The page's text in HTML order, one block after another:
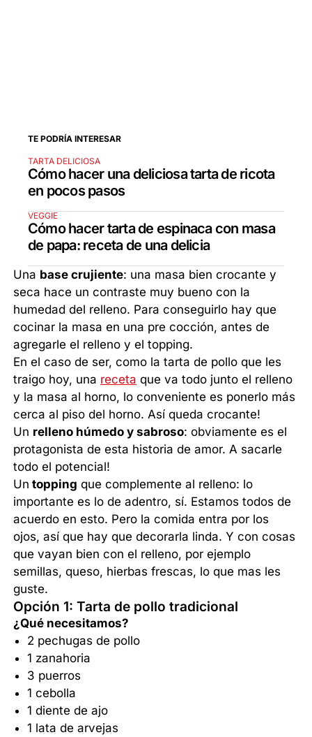
TE PODRÍA INTERESAR
TARTA DELICIOSA
Cómo hacer una deliciosa tarta de ricota
en pocos pasos
VEGGIE
Cómo hacer tarta de espinaca con masa
de papa: receta de una delicia
Una base crujiente: una masa bien crocante y
seca hace un contraste muy bueno con la
humedad del relleno. Para conseguirlo hay que
cocinar la masa en una pre cocción, antes de
agregarle el relleno y el topping.
En el caso de ser, como la tarta de pollo que les
traigo hoy, una receta que va todo junto el relleno
y la masa al horno, lo conveniente es ponerlo más
cerca al piso del horno. Así queda crocante!
Un relleno húmedo y sabroso: obviamente es el
protagonista de esta historia de amor. A sacarle
todo el potencial!
Un topping que complemente al relleno: lo
importante es lo de adentro, sí. Estamos todos de
acuerdo en esto. Pero la comida entra por los
ojos, así que hay que decorarla linda. Y con cosas
que vayan bien con el relleno, por ejemplo
semillas, queso, hierbas frescas, lo que mas les
guste.
Opción 1: Tarta de pollo tradicional
¿Qué necesitamos?
2 pechugas de pollo
1 zanahoria
3 puerros
1 cebolla
1 diente de ajo
1 lata de arvejas